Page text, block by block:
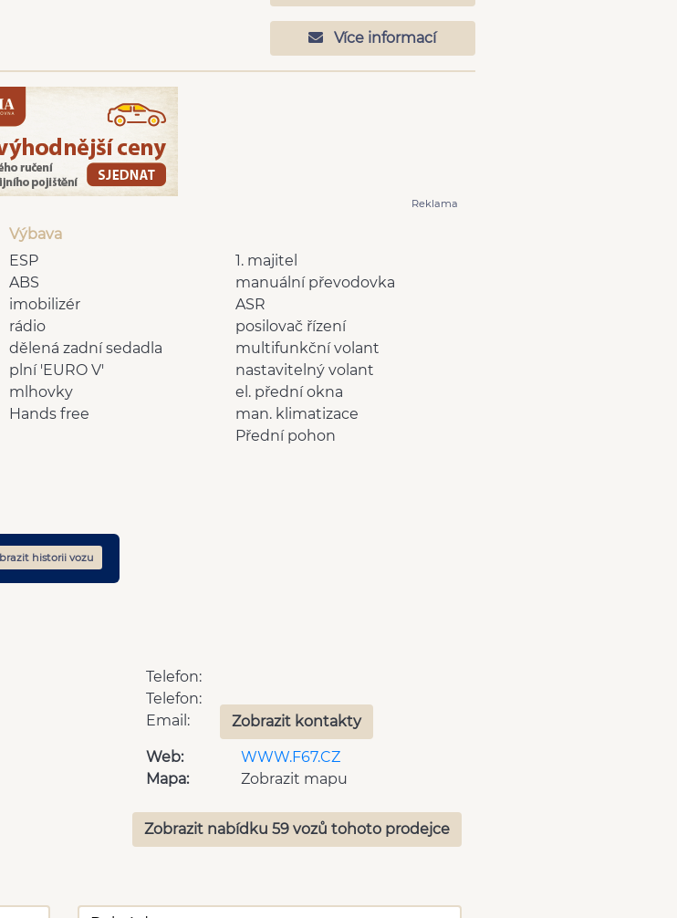
Více informací
Reklama
Výbava
1. majitel
ESP
manuální převodovka
ABS
ASR
imobilizér
posilovač řízení
rádio
multifunkční volant
dělená zadní sedadla
nastavitelný volant
plní 'EURO V'
el. přední okna
mlhovky
man. klimatizace
Hands free
Přední pohon
historii vozu
Telefon:
Telefon:
Email:
Zobrazit kontakty
Web:
WWW.F67.CZ
Mapa:
Zobrazit mapu
Zobrazit nabídku 59 vozů tohoto prodejce